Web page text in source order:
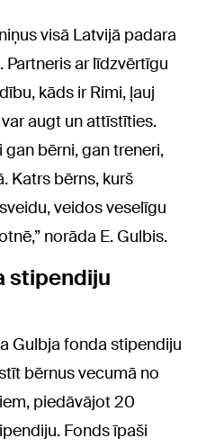
visā Latvijā padara
ar līdzvērtīgu
kāds ir Rimi, ļauj
augt un attīstīties.
bērni, gan treneri,
Katrs bērns, kurš
veidos veselīgu
norāda E. Gulbis.
stipendiju
Gulbja fonda stipendiju
bērnus vecumā no
piedāvājot 20
Fonds īpaši